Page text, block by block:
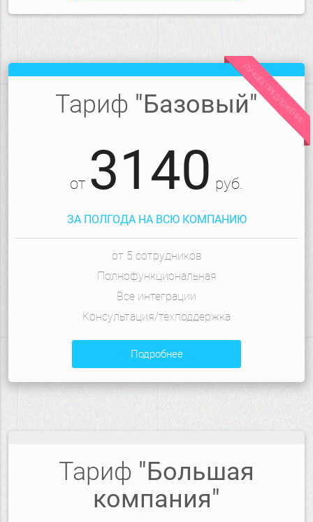
Тариф "Базовый"
от 3140 руб.
ЗА ПОЛГОДА НА ВСЮ КОМПАНИЮ
от 5 сотрудников
Полнофункциональная
Все интеграции
Консультация/техподдержка
подробнее
ЛУЧШЕЕ ПРЕДЛОЖЕНИЕ
Тариф "Большая
компания"